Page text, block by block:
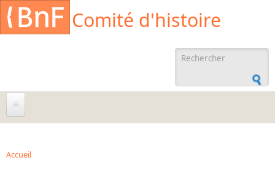
Aller au contenu principal
Comité d'histoire
recherche
À propos
Agenda
Accueil
Cookies management panel